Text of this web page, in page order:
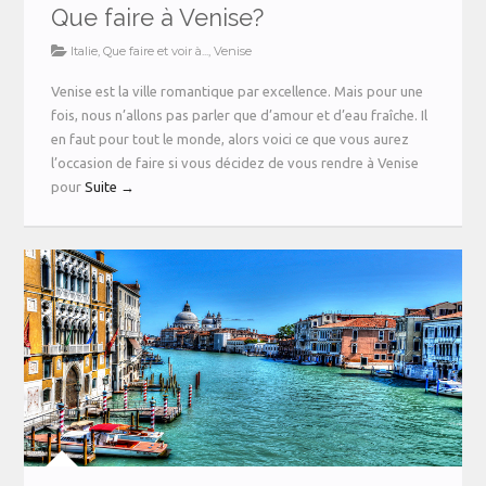
Que faire à Venise?
Italie,Que faire et voir à...,Venise
Venise est la ville romantique par excellence. Mais pour une
fois, nous n’allons pas parler que d’amour et d’eau fraîche. Il
en faut pour tout le monde, alors voici ce que vous aurez
l’occasion de faire si vous décidez de vous rendre à Venise
pourSuite →